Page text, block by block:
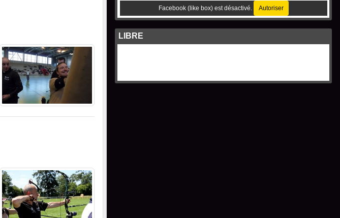
Facebook (like box) est désactivé. Autoriser
LIBRE